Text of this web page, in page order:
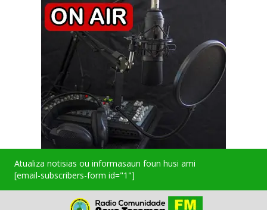
Atualiza notisias ou informasaun foun husi ami
[email-subscribers-form id="1"]